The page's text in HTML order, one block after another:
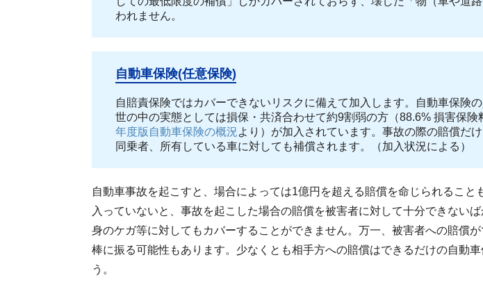
われません。
自動車保険(任意保険)
自賠責保険ではカバーできないリスクに備えて加入します。自動車保険の
世の中の実態としては損保・共済合わせて約9割弱の方（88.6% 損害保
年度版自動車保険の概況 より）が加入されています。事故の際の賠償だ
同乗者、所有している車に対しても補償されます。（加入状況による）
自動車事故を起こすと、場合によっては1億円を超える賠償を命じられること
入っていないと、事故を起こした場合の賠償を被害者に対して十分できない
身のケガ等に対してもカバーすることができません。万一、被害者への賠償
棒に振る可能性もあります。少なくとも相手方への賠償はできるだけの自動
う。